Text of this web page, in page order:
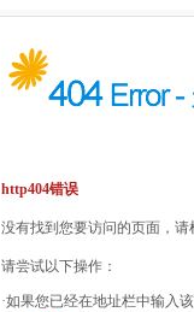
http404错误
没有找到您要访问的页面，
请尝试以下操作：
·如果您已经在地址栏中输入